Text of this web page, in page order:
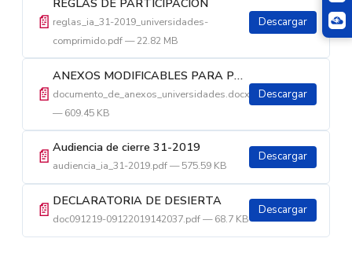
📄 reglas_ia_31-2019_universidades-
comprimido.pdf — 22.82 MB
Descargar
📄
ANEXOS MODIFICABLES PARA PRESENTAR PROPUESTA
documento_de_anexos_universidades.docx
— 609.45 KB
Descargar
📄 Audiencia de cierre 31-2019
audiencia_ia_31-2019.pdf — 575.59 KB
Descargar
📄 DECLARATORIA DE DESIERTA
doc091219-09122019142037.pdf — 68.7 KB
Descargar